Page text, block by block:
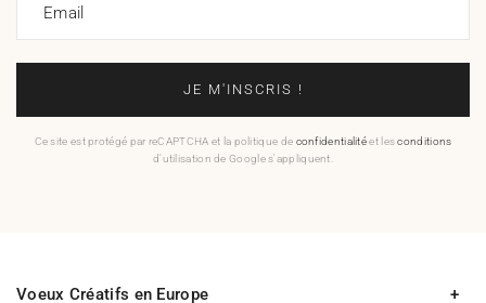
Email
JE M'INSCRIS !
Ce site est protégé par reCAPTCHA et la politique de confidentialitéet lesconditions
d'utilisation de Google s'appliquent.
Voeux Créatifs en Europe